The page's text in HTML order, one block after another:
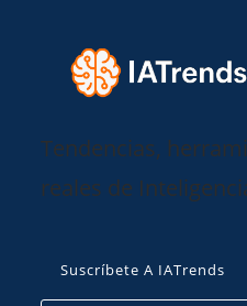
Tendencias,
reales de
Suscríbete A IATrends